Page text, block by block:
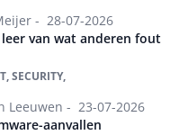
- 28-07-2026
van wat anderen fout
SECURITY,
Leeuwen - 23-07-2026
aanvallen